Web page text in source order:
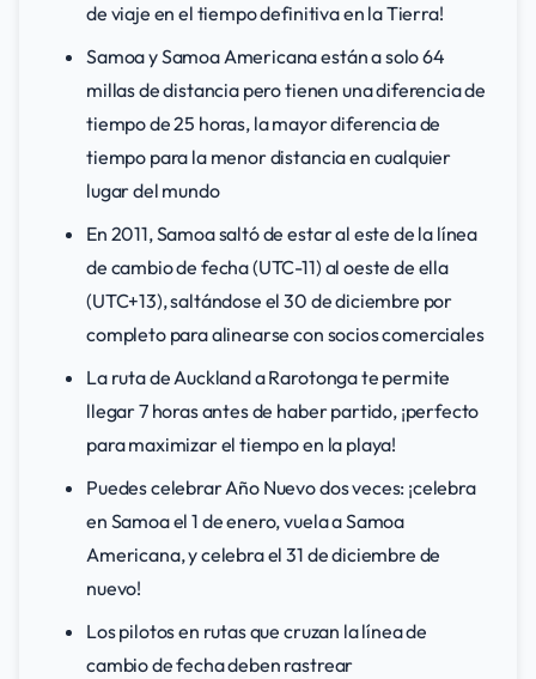
de viaje en el tiempo definitiva en la Tierra!
Samoa y Samoa Americana están a solo 64
millas de distancia pero tienen una diferencia de
tiempo de 25 horas, la mayor diferencia de
tiempo para la menor distancia en cualquier
lugar del mundo
En 2011, Samoa saltó de estar al este de la línea
de cambio de fecha (UTC-11) al oeste de ella
(UTC+13), saltándose el 30 de diciembre por
completo para alinearse con socios comerciales
La ruta de Auckland a Rarotonga te permite
llegar 7 horas antes de haber partido, ¡perfecto
para maximizar el tiempo en la playa!
Puedes celebrar Año Nuevo dos veces: ¡celebra
en Samoa el 1 de enero, vuela a Samoa
Americana, y celebra el 31 de diciembre de
nuevo!
Los pilotos en rutas que cruzan la línea de
cambio de fecha deben rastrear